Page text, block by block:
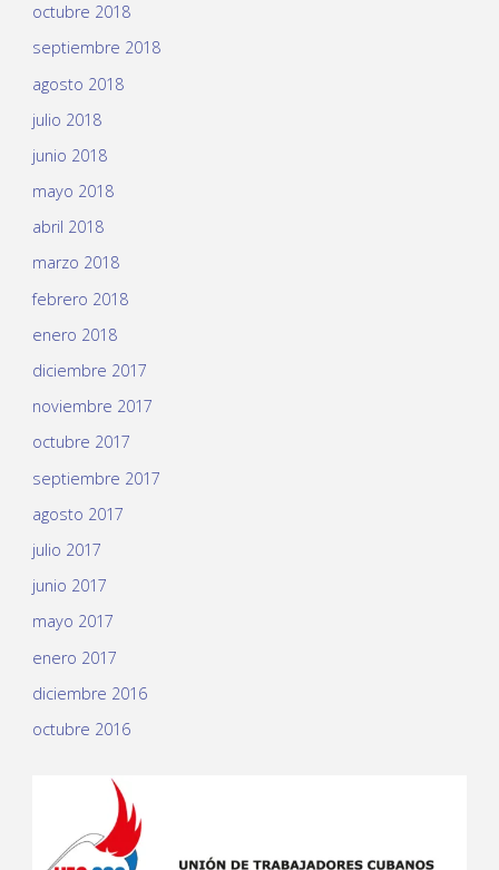
octubre 2018
septiembre 2018
agosto 2018
julio 2018
junio 2018
mayo 2018
abril 2018
marzo 2018
febrero 2018
enero 2018
diciembre 2017
noviembre 2017
octubre 2017
septiembre 2017
agosto 2017
julio 2017
junio 2017
mayo 2017
enero 2017
diciembre 2016
octubre 2016